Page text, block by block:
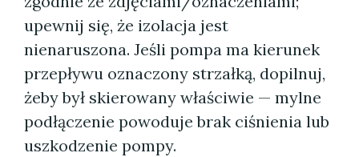
upewnij się, że izolacja jest
nienaruszona. Jeśli pompa ma kierunek
przepływu oznaczony strzałką, dopilnuj,
żeby był skierowany właściwie — mylne
podłączenie powoduje brak ciśnienia lub
uszkodzenie pompy.